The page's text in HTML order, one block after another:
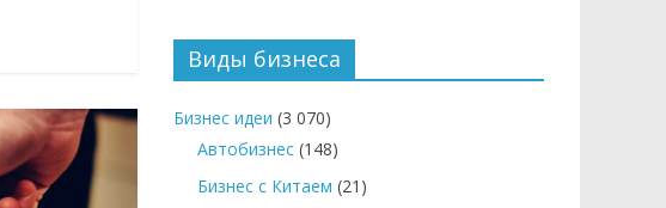
Виды бизнеса
Бизнес идеи (3 070)
Автобизнес (148)
Бизнес с Китаем (21)